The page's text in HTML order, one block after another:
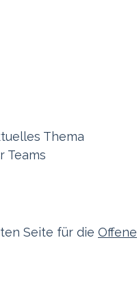
Thema
Teams
Seite für die Offene